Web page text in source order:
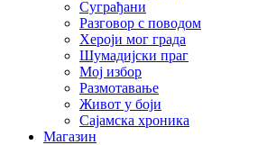
Суграђани
Разговор с поводом
Хероји мог града
Шумадијски праг
Мој избор
Размотавање
Живот у боји
Сајамска хроника
Магазин